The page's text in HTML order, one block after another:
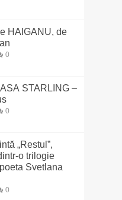
HAIGANU, de
0
STARLING –
0
„Restul”,
o trilogie
Svetlana
0